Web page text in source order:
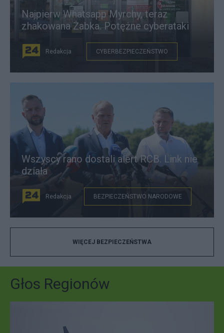
Najpierw Whatsapp Myrchy, teraz
zhakowana Żabka. Potężne cyberataki
Redakcja CYBERBEZPIECZEŃSTWO
Wszyscy rano dostali alert RCB. Link nie
działa
Redakcja BEZPIECZEŃSTWO NARODOWE
WIĘCEJ BEZPIECZEŃSTWA
Głos Regionów